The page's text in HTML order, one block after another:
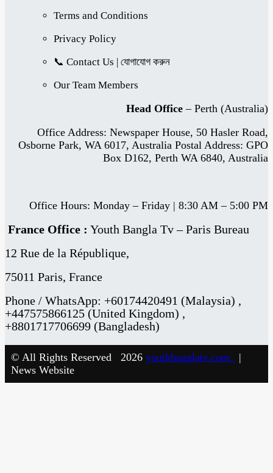
Terms and Conditions
Privacy Policy
📞 Contact Us | যোগাযোগ করুন
Our Team Members
Head Office – Perth (Australia)
Office Address: Newspaper House, 50 Hasler Road,
Osborne Park, WA 6017, Australia Postal Address: GPO
Box D162, Perth WA 6840, Australia
Office Hours: Monday – Friday | 8:30 AM – 5:00 PM
France Office : Youth Bangla Tv – Paris Bureau
12 Rue de la République,
75011 Paris, France
Phone / WhatsApp: +60174420491 (Malaysia) ,
+447575866125 (United Kingdom) ,
+8801717706699 (Bangladesh)
© All Rights Reserved 2026 youthbanglatv.com
|
News Website